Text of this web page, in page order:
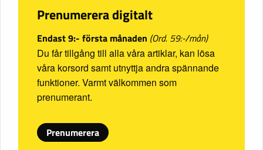
Prenumerera digitalt
Endast 9:- första månaden (Ord. 59:-/mån)
Du får tillgång till alla våra artiklar, kan lösa
våra korsord samt utnyttja andra spännande
funktioner. Varmt välkommen som
prenumerant.
Prenumerera